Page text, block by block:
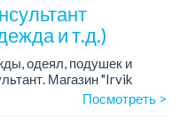
и т.д.)
одеял, подушек и
Магазин "Irvik
Посмотреть >